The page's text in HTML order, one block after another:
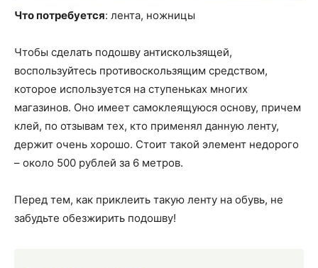
Что потребуется: лента, ножницы
Чтобы сделать подошву антискользящей,
воспользуйтесь противоскользящим средством,
которое используется на ступеньках многих
магазинов. Оно имеет самоклеящуюся основу, причем
клей, по отзывам тех, кто применял данную ленту,
держит очень хорошо. Стоит такой элемент недорого
– около 500 рублей за 6 метров.
Перед тем, как приклеить такую ленту на обувь, не
забудьте обезжирить подошву!